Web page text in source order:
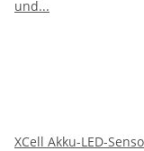
XCell Akku-LED-